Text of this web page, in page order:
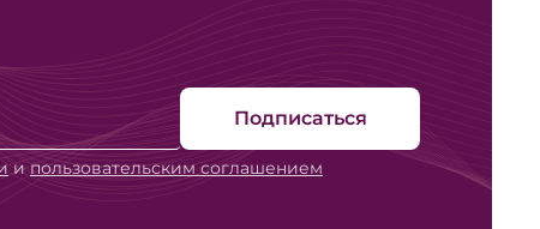
Подписаться
и пользовательским соглашением